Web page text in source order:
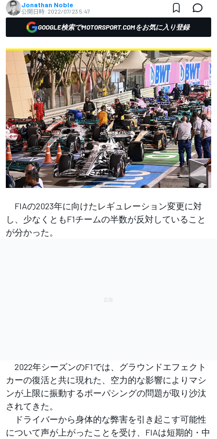
Jonathan Noble
公開日時: 2022/07/23 5:47
GOOGLE検索でMOTORSPORT.COMをお気に入り登録
FIAの2023年に向けたレギュレーション変更に対
し、少なくともF1チームの半数が反対していること
が分かった。
2022年シーズンのF1では、グラウンドエフェクト
カーの復活と共に現れた、空力的な影響によりマシ
ンが上限に振動するポーパシングの問題が取り沙汰
されてきた。
ドライバーから身体的な弊害を引き起こす可能性
について声が上がったことを受け、FIAは短期的・中